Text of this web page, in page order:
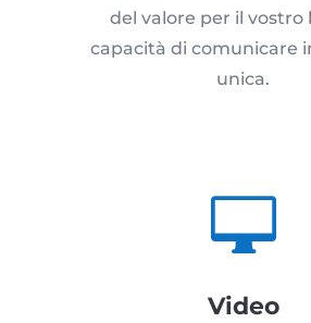
del valore per il vostro
capacità di comunicare
unica.

Video